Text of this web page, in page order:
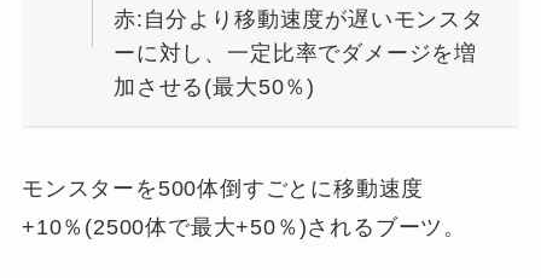
赤:自分より移動速度が遅いモンスタ
ーに対し、一定比率でダメージを増
加させる(最大50％)
モンスターを500体倒すごとに移動速度
+10％(2500体で最大+50％)されるブーツ。